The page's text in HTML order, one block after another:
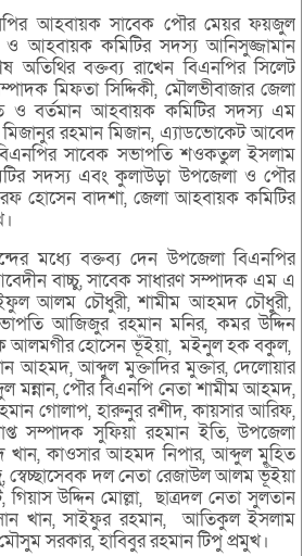
আহবায়ক সাবেক পৌর মেয়র ফয়জুল
ও আহবায়ক কমিটির সদস্য আনিসুজ্জামান
অতিথির বক্তব্য রাখেন বিএনপির সিলেট
মিফতা সিদ্দিকী, মৌলভীবাজার জেলা
ও বর্তমান আহবায়ক কমিটির সদস্য এম
মিজানুর রহমান মিজান, এ্যাডভোকেট আবেদ
সাবেক সভাপতি শওকতুল ইসলাম
সদস্য এবং কুলাউড়া উপজেলা ও পৌর
হোসেন বাদশা, জেলা আহবায়ক কমিটির
মধ্যে বক্তব্য দেন উপজেলা বিএনপির
বাচ্চু, সাবেক সাধারণ সম্পাদক এম এ
আলম চৌধুরী, শামীম আহমদ চৌধুরী,
আজিজুর রহমান মনির, কমর উদ্দিন
আলমগীর হোসেন ভূঁইয়া, মইনুল হক বকুল,
আহমদ, আব্দুল মুক্তাদির মুক্তার, দেলোয়ার
মন্নান, পৌর বিএনপি নেতা শামীম আহমদ,
গোলাপ, হারুনুর রশীদ, কায়সার আরিফ,
সম্পাদক সুফিয়া রহমান ইতি, উপজেলা
কাওসার আহমদ নিপার, আব্দুল মুহিত
স্বেচ্ছাসেবক দল নেতা রেজাউল আলম ভূঁইয়া
উদ্দিন মোল্লা, ছাত্রদল নেতা সুলতান
খান, সাইফুর রহমান, আতিকুল ইসলাম
সরকার, হাবিবুর রহমান টিপু প্রমুখ।